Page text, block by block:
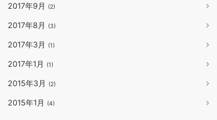
2017年9月 (2)
2017年8月 (3)
2017年3月 (1)
2017年1月 (1)
2015年3月 (2)
2015年1月 (4)